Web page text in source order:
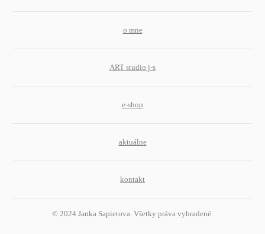
o mne
ART studio j-s
e-shop
aktuálne
kontakt
© 2024 Janka Sapietova. Všetky práva vyhradené.